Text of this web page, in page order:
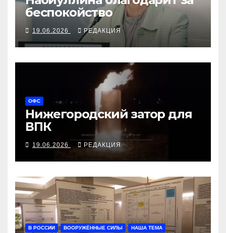
беспокойство
19.06.2026 РЕДАКЦИЯ
ОФС
Нижегородский затор для
ВПК
19.06.2026 РЕДАКЦИЯ
В РОССИИ ВООРУЖЁННЫЕ СИЛЫ НАША ТЕМА